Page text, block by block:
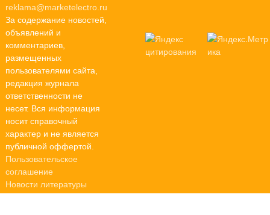
reklama@marketelectro.ru
За содержание новостей,
объявлений и
комментариев,
размещенных
пользователями сайта,
редакция журнала
ответственности не
несет. Вся информация
носит справочный
характер и не является
публичной оффертой.
Пользовательское
соглашение
Новости литературы